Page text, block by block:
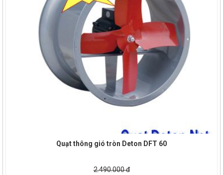
Quạt thông gió tròn Deton DFT 60
2.490.000 đ